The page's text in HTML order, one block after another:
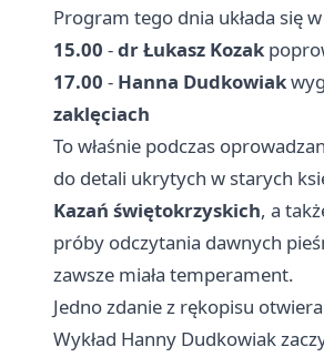
Program tego dnia układa się
15.00 -dr Łukasz Kozak
17.00 - Hanna Dudkowiak
zaklęciach
To właśnie podczas
do detali ukrytych w starych
Kazań świętokrzyskich, a
próby odczytania dawnych
zawsze miała temperament.
Jedno zdanie z rękopisu
Wykład Hanny Dudkowiak